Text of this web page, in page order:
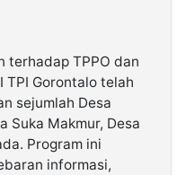
terhadap TPPO dan
TPI Gorontalo telah
sejumlah Desa
Suka Makmur, Desa
Program ini
informasi,